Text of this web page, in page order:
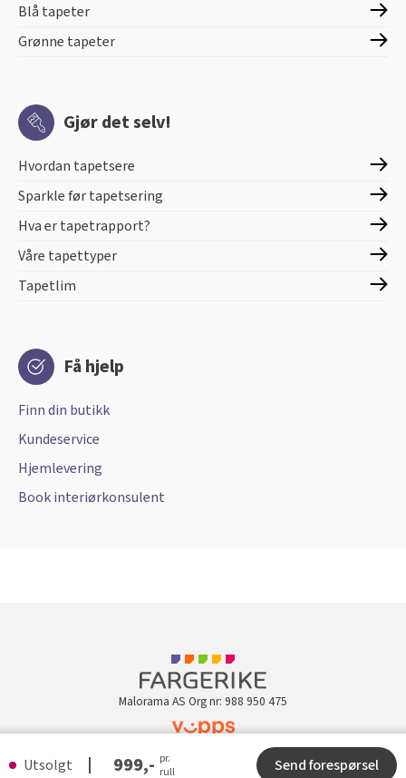
Utsolgt 999,- pr.
rull
Send forespørsel
Blå tapeter
Grønne tapeter
Gjør det selv!
Hvordan tapetsere
Sparkle før tapetsering
Hva er tapetrapport?
Våre tapettyper
Tapetlim
Få hjelp
Finn din butikk
Kundeservice
Hjemlevering
Book interiørkonsulent
Malorama AS Org nr: 988 950 475
Kundeklubb